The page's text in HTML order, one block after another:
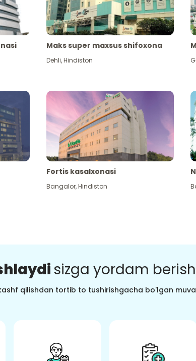
Maks super maxsus shifoxona
Dehli,Hindiston
Fortis kasalxonasi
Bangalor,Hindiston
sizga yordam
qilishdan tortib to tushirishgacha bo'lgan